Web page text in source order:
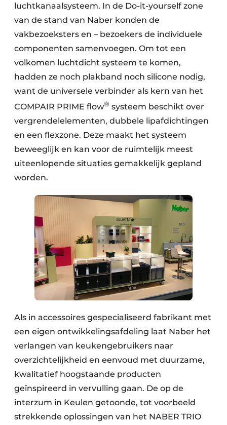
luchtkanaalsysteem. In de Do-it-yourself zone
van de stand van Naber konden de
vakbezoeksters en – bezoekers de individuele
componenten samenvoegen. Om tot een
volkomen luchtdicht systeem te komen,
hadden ze noch plakband noch silicone nodig,
want de universele verbinder als kern van het
COMPAIR PRIME flow® systeem beschikt over
vergrendelelementen, dubbele lipafdichtingen
en een flexzone. Deze maakt het systeem
beweeglijk en kan voor de ruimtelijk meest
uiteenlopende situaties gemakkelijk gepland
worden.
Als in accessoires gespecialiseerd fabrikant met
een eigen ontwikkelingsafdeling laat Naber het
verlangen van keukengebruikers naar
overzichtelijkheid en eenvoud met duurzame,
kwalitatief hoogstaande producten
geïnspireerd in vervulling gaan. De op de
interzum in Keulen getoonde, tot voorbeeld
strekkende oplossingen van het NABER TRIO